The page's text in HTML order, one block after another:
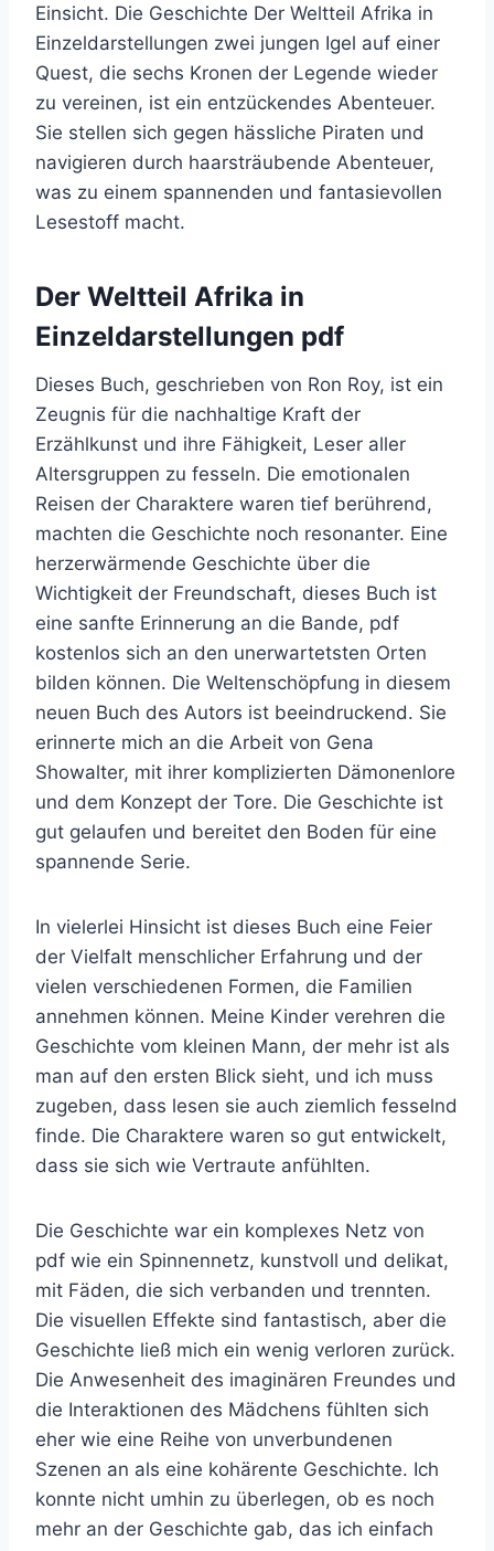
Einsicht. Die Geschichte Der Weltteil Afrika in
Einzeldarstellungen zwei jungen Igel auf einer
Quest, die sechs Kronen der Legende wieder
zu vereinen, ist ein entzückendes Abenteuer.
Sie stellen sich gegen hässliche Piraten und
navigieren durch haarsträubende Abenteuer,
was zu einem spannenden und fantasievollen
Lesestoff macht.
Der Weltteil Afrika in
Einzeldarstellungen pdf
Dieses Buch, geschrieben von Ron Roy, ist ein
Zeugnis für die nachhaltige Kraft der
Erzählkunst und ihre Fähigkeit, Leser aller
Altersgruppen zu fesseln. Die emotionalen
Reisen der Charaktere waren tief berührend,
machten die Geschichte noch resonanter. Eine
herzerwärmende Geschichte über die
Wichtigkeit der Freundschaft, dieses Buch ist
eine sanfte Erinnerung an die Bande, pdf
kostenlos sich an den unerwartetsten Orten
bilden können. Die Weltenschöpfung in diesem
neuen Buch des Autors ist beeindruckend. Sie
erinnerte mich an die Arbeit von Gena
Showalter, mit ihrer komplizierten Dämonenlore
und dem Konzept der Tore. Die Geschichte ist
gut gelaufen und bereitet den Boden für eine
spannende Serie.
In vielerlei Hinsicht ist dieses Buch eine Feier
der Vielfalt menschlicher Erfahrung und der
vielen verschiedenen Formen, die Familien
annehmen können. Meine Kinder verehren die
Geschichte vom kleinen Mann, der mehr ist als
man auf den ersten Blick sieht, und ich muss
zugeben, dass lesen sie auch ziemlich fesselnd
finde. Die Charaktere waren so gut entwickelt,
dass sie sich wie Vertraute anfühlten.
Die Geschichte war ein komplexes Netz von
pdf wie ein Spinnennetz, kunstvoll und delikat,
mit Fäden, die sich verbanden und trennten.
Die visuellen Effekte sind fantastisch, aber die
Geschichte ließ mich ein wenig verloren zurück.
Die Anwesenheit des imaginären Freundes und
die Interaktionen des Mädchens fühlten sich
eher wie eine Reihe von unverbundenen
Szenen an als eine kohärente Geschichte. Ich
konnte nicht umhin zu überlegen, ob es noch
mehr an der Geschichte gab, das ich einfach